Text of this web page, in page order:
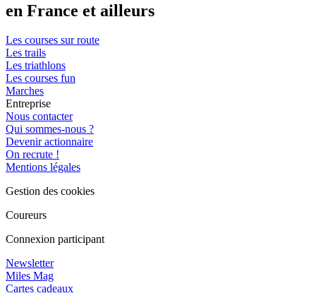
en France et ailleurs
Les courses sur route
Les trails
Les triathlons
Les courses fun
Marches
Entreprise
Nous contacter
Qui sommes-nous ?
Devenir actionnaire
On recrute !
Mentions légales
Gestion des cookies
Coureurs
Connexion participant
Newsletter
Miles Mag
Cartes cadeaux